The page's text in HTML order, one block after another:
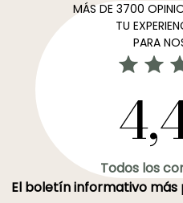
MÁS DE 3700
TU
PARA
Todos los
El boletín informativo